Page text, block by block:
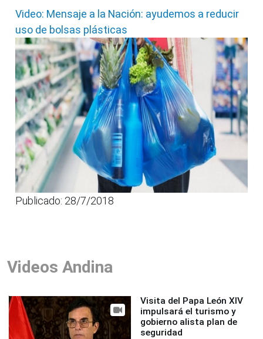
Video: Mensaje a la Nación: ayudemos a reducir
uso de bolsas plásticas
Publicado: 28/7/2018
Videos Andina
Visita del Papa León XIV
impulsará el turismo y
gobierno alista plan de
seguridad